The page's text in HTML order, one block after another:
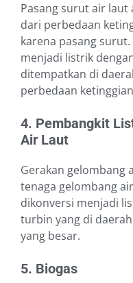
Pasang surut air laut
dari perbedaan
karena pasang
menjadi listrik
ditempatkan di
perbedaan
4. Pembangkit
Air Laut
Gerakan gelombang
tenaga gelombang
dikonversi menjadi
turbin yang di
yang besar.
5. Biogas